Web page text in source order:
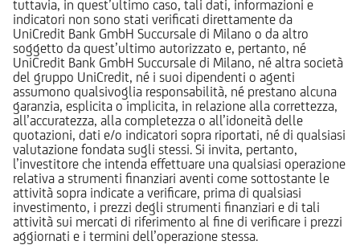
tuttavia, in quest’ultimo caso, tali dati, informazioni e
indicatori non sono stati verificati direttamente da
UniCredit Bank GmbH Succursale di Milano o da altro
soggetto da quest’ultimo autorizzato e, pertanto, né
UniCredit Bank GmbH Succursale di Milano, né altra società
del gruppo UniCredit, né i suoi dipendenti o agenti
assumono qualsivoglia responsabilità, né prestano alcuna
garanzia, esplicita o implicita, in relazione alla correttezza,
all’accuratezza, alla completezza o all’idoneità delle
quotazioni, dati e/o indicatori sopra riportati, né di qualsiasi
valutazione fondata sugli stessi. Si invita, pertanto,
l’investitore che intenda effettuare una qualsiasi operazione
relativa a strumenti finanziari aventi come sottostante le
attività sopra indicate a verificare, prima di qualsiasi
investimento, i prezzi degli strumenti finanziari e di tali
attività sui mercati di riferimento al fine di verificare i prezzi
aggiornati e i termini dell’operazione stessa.